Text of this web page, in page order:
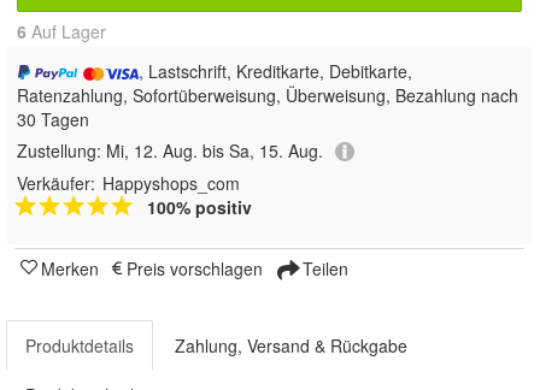
6 Auf Lager
, Lastschrift, Kreditkarte, Debitkarte,
Ratenzahlung, Sofortüberweisung, Überweisung, Bezahlung nach
30 Tagen
Zustellung: Mi, 12. Aug. bis Sa, 15. Aug.
Verkäufer: Happyshops_com
100% positiv
Merken Preis vorschlagen Teilen
Produktdetails Zahlung, Versand & Rückgabe